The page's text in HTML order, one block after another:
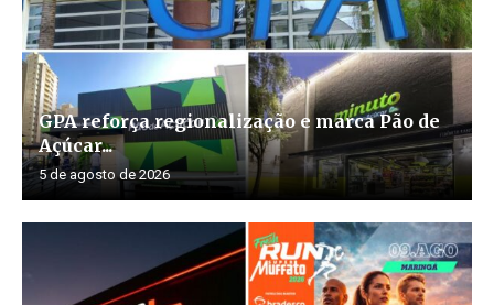
GPA reforça regionalização e marca Pão de
Açúcar...
5 de agosto de 2026